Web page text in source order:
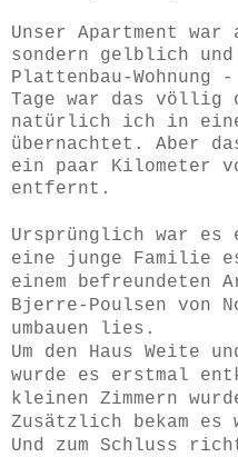
Unser Apartment
sondern gelblich
Plattenbau-
Tage war das völlig
natürlich ich in
übernachtet. Aber
ein paar Kilometer
entfernt.
Ursprünglich war es
eine junge Familie
einem befreundeten
Bjerre-Poulsen von
umbauen lies.
Um den Haus Weite
wurde es erstmal
kleinen Zimmern
Zusätzlich bekam es
Und zum Schluss